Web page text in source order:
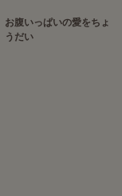
お腹いっぱいの愛をちょ
うだい